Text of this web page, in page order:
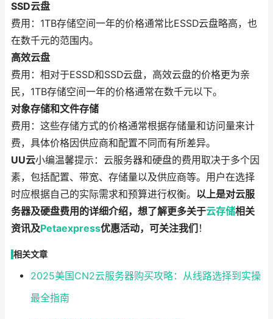
SSD云盘
费用：1TB存储空间一年的价格通常比ESSD云盘略高，也
在数千元的范围内。
高效云盘
费用：相对于ESSD和SSD云盘，高效云盘的价格更为亲
民，1TB存储空间一年的价格通常在数千元以下。
对象存储和文件存储
费用：这些存储方式的价格通常根据存储量和访问量来计
费，具体价格因供应商和配置不同而有所差异。
UU云小编温馨提示：云服务器和硬盘的费用取决于多个因
素，包括配置、带宽、存储量以及供应商等。用户在选择
时应根据自己的实际需求和预算进行权衡。 以上是对云服
务器及硬盘费用的详细介绍，想了解更多关于云存储相关
资讯及Petaexpress优惠活动，可关注我们 ！
相关文章
2025美国CN2云服务器购买攻略：从线路选择到实操
最全指南